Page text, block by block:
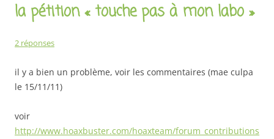
la pétition « touche pas à mon labo »
2 réponses
il y a bien un problème, voir les commentaires (mae culpa
le 15/11/11)
voir
http://www.hoaxbuster.com/hoaxteam/forum_contributions